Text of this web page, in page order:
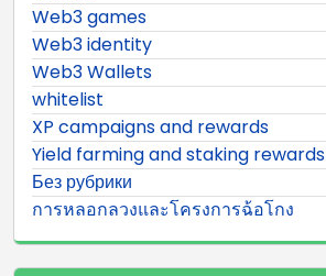
Web3 games
Web3 identity
Web3 Wallets
whitelist
XP campaigns and rewards
Yield farming and staking rewards
Без рубрики
การหลอกลวงและโครงการฉ้อโกง